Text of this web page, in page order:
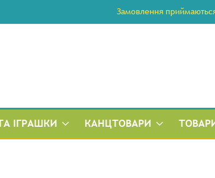
Замовлення
ІГРАШКИ КАНЦТОВАРИ